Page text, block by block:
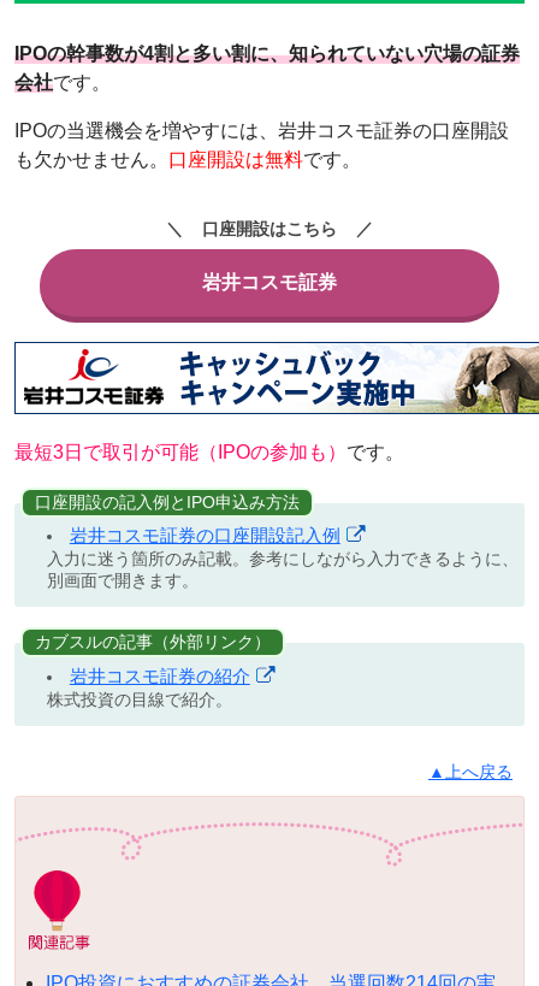
IPOの幹事数が4割と多い割に、知られていない穴場の証券
会社です。
IPOの当選機会を増やすには、岩井コスモ証券の口座開設
も欠かせません。 口座開設は無料です。
岩井コスモ証券
口座開設はこちら
最短3日で取引が可能（IPOの参加も） です。
口座開設の記入例とIPO申込み方法
岩井コスモ証券の口座開設記入例
入力に迷う箇所のみ記載。参考にしながら入力できるように、
別画面で開きます。
カブスルの記事（外部リンク）
岩井コスモ証券の紹介
株式投資の目線で紹介。
▲上へ戻る